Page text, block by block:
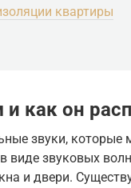
квартиры
как он
звуки,
виде звуковых
и двери.